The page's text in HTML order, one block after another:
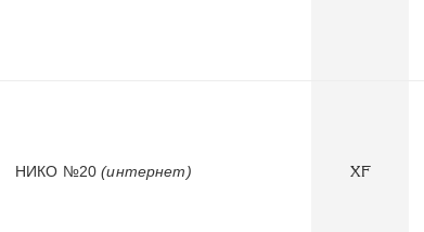
НИКО №20(интернет) XF